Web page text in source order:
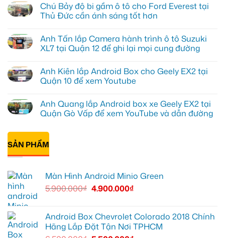
bình
luận
ở
lắp
Android
box
tại
Quận
1,
giải
trí
Chú Bảy độ bi gầm ô tô cho Ford Everest tại
Thủ Đức cần ánh sáng tốt hơn
bình
luận
ở
độ
bi
gầm
cho
Ford
Everest
Thủ
Đức
cần
ánh
sáng
Anh Tấn lắp Camera hành trình ô tô Suzuki
XL7 tại Quận 12 để ghi lại mọi cung đường
bình
luận
ở
lắp
Camera
hành
ô
Suzuki
XL7
tại
lại
Anh Kiên lắp Android Box cho Geely EX2 tại
Quận 10 để xem Youtube
bình
luận
ở
Kiên
Android
Box
cho
tại
Anh Quang lắp Android box xe Geely EX2 tại
Quận Gò Vấp để xem YouTube và dẫn đường
có
luận
ở
Anh
Android
Quận
Gò
Vấp
SẢN PHẨM
Màn Hình Android Minio Green
5.900.000₫ 4.900.000₫
Android Box Chevrolet Colorado 2018 Chính
Hãng Lắp Đặt Tận Nơi TPHCM